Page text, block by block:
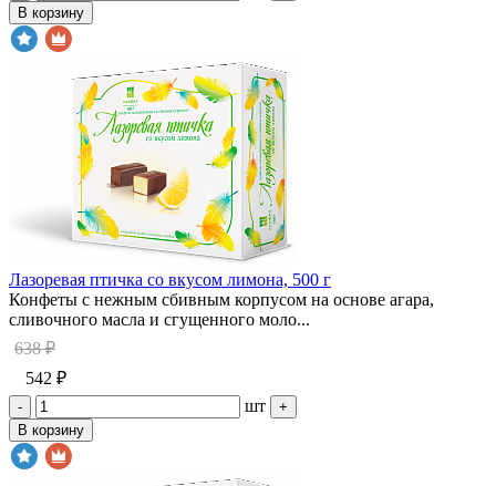
В корзину
Лазоревая птичка со вкусом лимона, 500 г
Конфеты с нежным сбивным корпусом на основе агара,
сливочного масла и сгущенного моло...
638 ₽
542 ₽
- шт
+
В корзину